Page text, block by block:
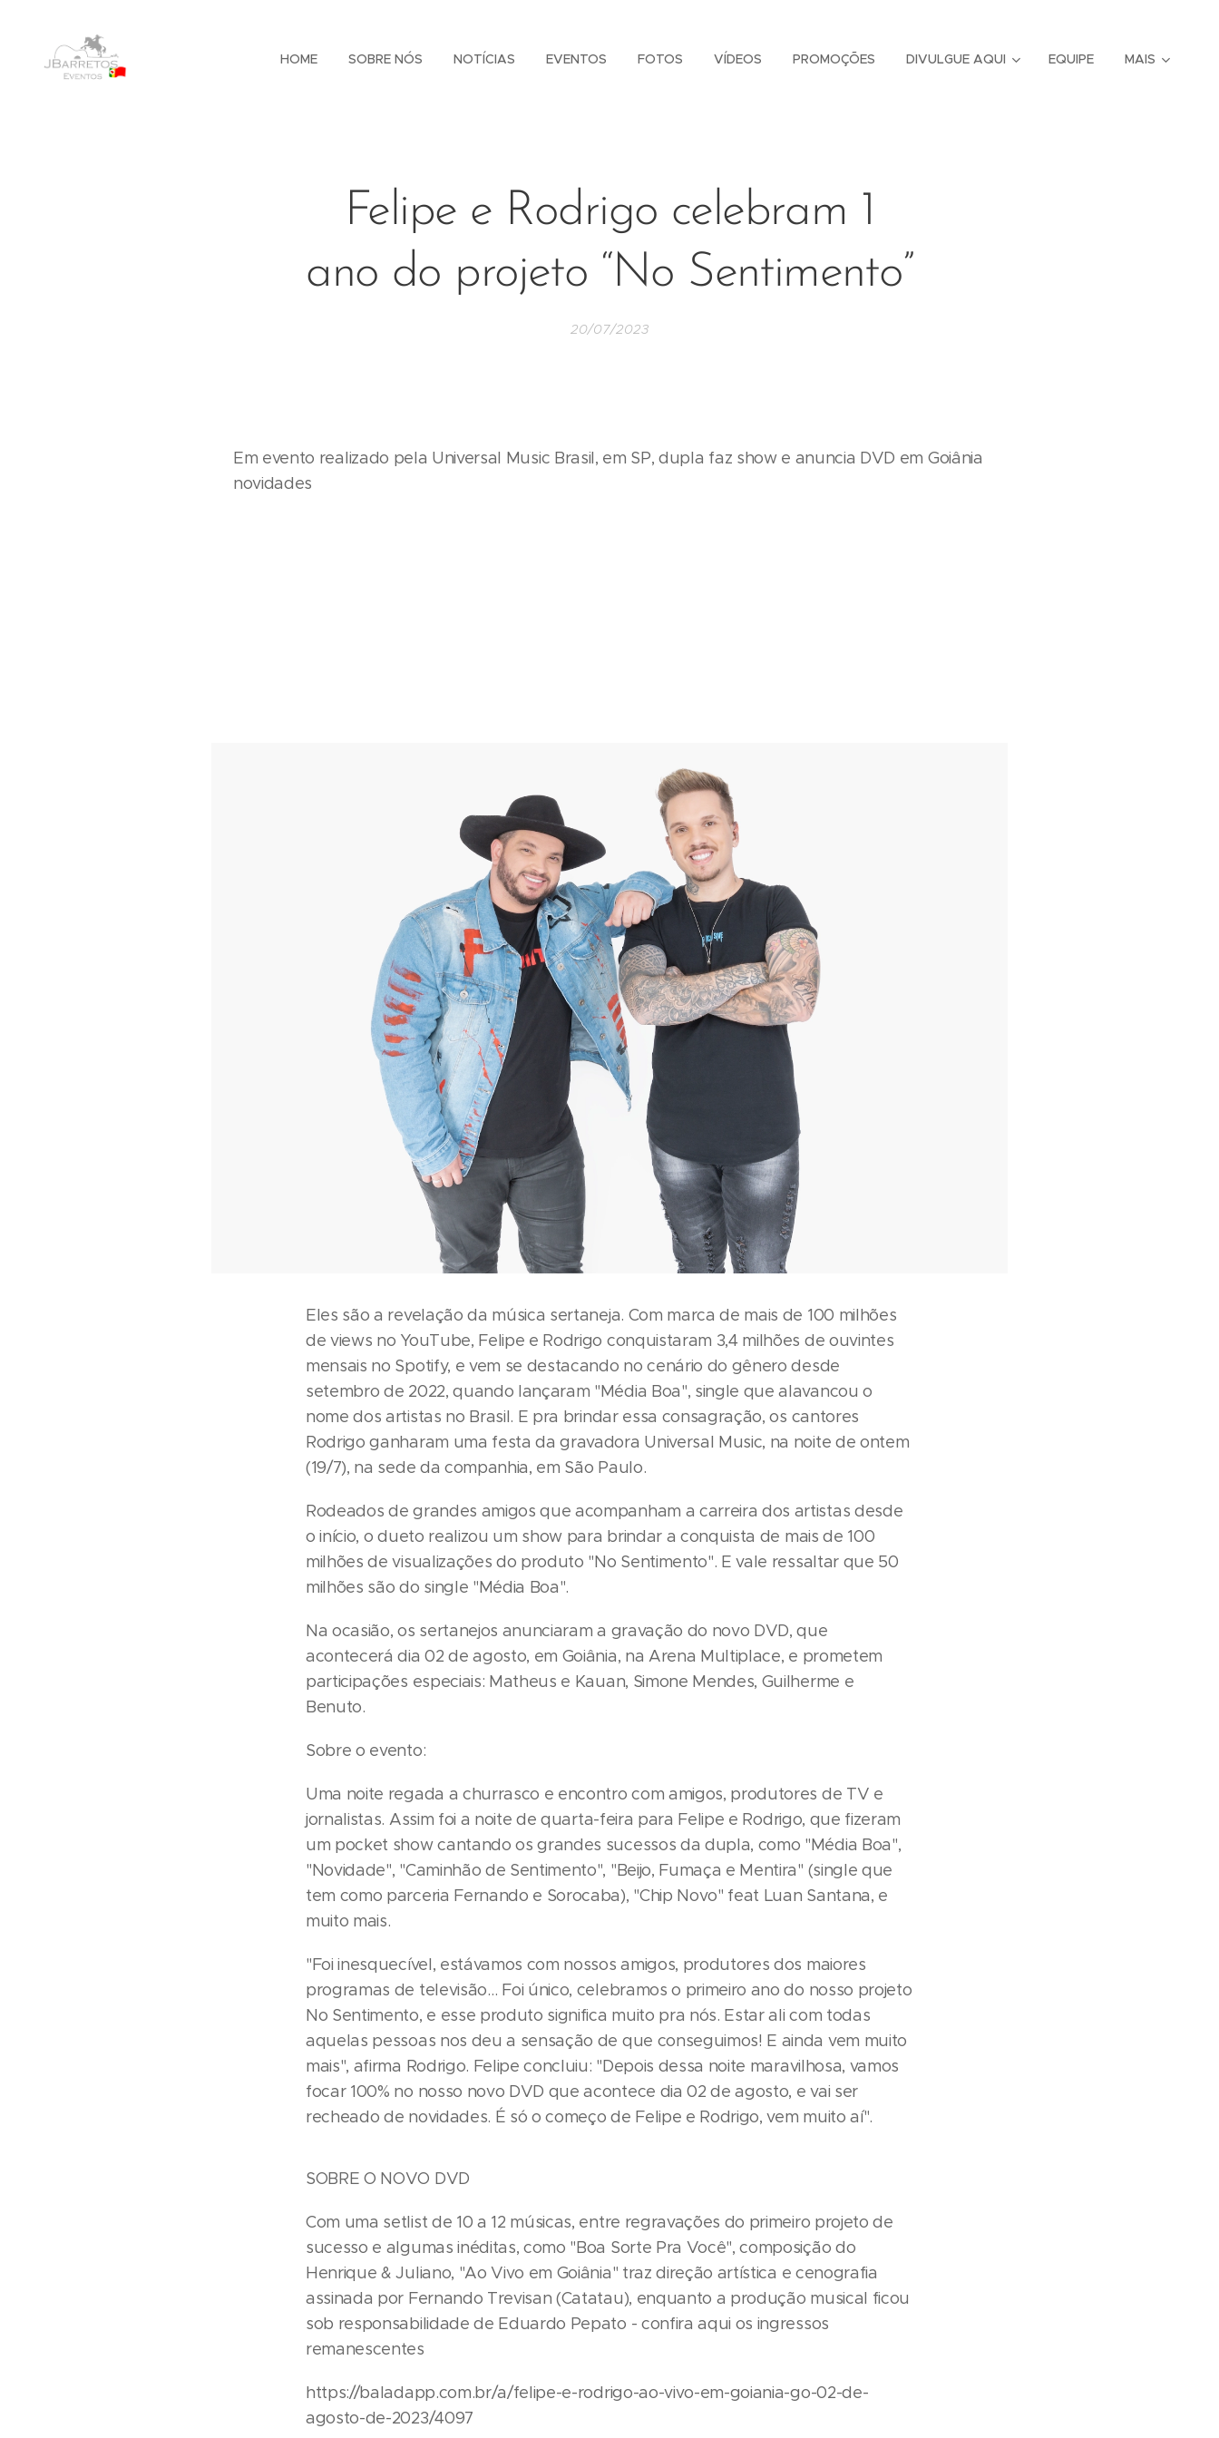
HOME SOBRE NÓS NOTÍCIAS EVENTOS FOTOS VÍDEOS PROMOÇÕES DIVULGUE AQUI EQUIPE MAIS
Felipe e Rodrigo celebram 1
ano do projeto “No Sentimento”
20/07/2023
Em evento realizado pela Universal Music Brasil, em SP, dupla faz show e anuncia DVD em Goiânia
novidades
Eles são a revelação da música sertaneja. Com marca de mais de 100 milhões
de views no YouTube, Felipe e Rodrigo conquistaram 3,4 milhões de ouvintes
mensais no Spotify, e vem se destacando no cenário do gênero desde
setembro de 2022, quando lançaram "Média Boa", single que alavancou o
nome dos artistas no Brasil. E pra brindar essa consagração, os cantores
Rodrigo ganharam uma festa da gravadora Universal Music, na noite de ontem
(19/7), na sede da companhia, em São Paulo.
Rodeados de grandes amigos que acompanham a carreira dos artistas desde
o início, o dueto realizou um show para brindar a conquista de mais de 100
milhões de visualizações do produto "No Sentimento". E vale ressaltar que 50
milhões são do single "Média Boa".
Na ocasião, os sertanejos anunciaram a gravação do novo DVD, que
acontecerá dia 02 de agosto, em Goiânia, na Arena Multiplace, e prometem
participações especiais: Matheus e Kauan, Simone Mendes, Guilherme e
Benuto.
Sobre o evento:
Uma noite regada a churrasco e encontro com amigos, produtores de TV e
jornalistas. Assim foi a noite de quarta-feira para Felipe e Rodrigo, que fizeram
um pocket show cantando os grandes sucessos da dupla, como "Média Boa",
"Novidade", "Caminhão de Sentimento", "Beijo, Fumaça e Mentira" (single que
tem como parceria Fernando e Sorocaba), "Chip Novo" feat Luan Santana, e
muito mais.
"Foi inesquecível, estávamos com nossos amigos, produtores dos maiores
programas de televisão… Foi único, celebramos o primeiro ano do nosso projeto
No Sentimento, e esse produto significa muito pra nós. Estar ali com todas
aquelas pessoas nos deu a sensação de que conseguimos! E ainda vem muito
mais", afirma Rodrigo. Felipe concluiu: "Depois dessa noite maravilhosa, vamos
focar 100% no nosso novo DVD que acontece dia 02 de agosto, e vai ser
recheado de novidades. É só o começo de Felipe e Rodrigo, vem muito aí".
SOBRE O NOVO DVD
Com uma setlist de 10 a 12 músicas, entre regravações do primeiro projeto de
sucesso e algumas inéditas, como "Boa Sorte Pra Você", composição do
Henrique & Juliano, "Ao Vivo em Goiânia" traz direção artística e cenografia
assinada por Fernando Trevisan (Catatau), enquanto a produção musical ficou
sob responsabilidade de Eduardo Pepato - confira aqui os ingressos
remanescentes
https://baladapp.com.br/a/felipe-e-rodrigo-ao-vivo-em-goiania-go-02-de-
agosto-de-2023/4097